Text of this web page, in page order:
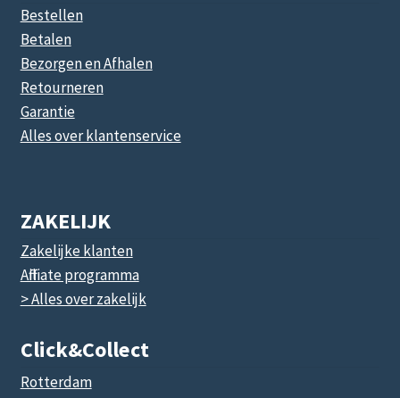
Bestellen
Betalen
Bezorgen en Afhalen
Retourneren
Garantie
Alles over klantenservice
ZAKELIJK
Zakelijke klanten
Affiliate programma
> Alles over zakelijk
Click&collect
Rotterdam